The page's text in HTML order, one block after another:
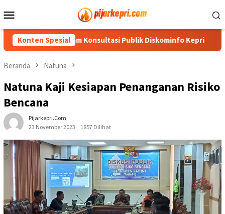
ke
Mobile
Konten Spesial
Konsultasi Publik Diskominfo Kepri Air Mata
Beranda Natuna
Natuna Kaji Kesiapan Penanganan Risiko
Bencana
Pijarkepri.com
23 November 2023
1857 Dilihat